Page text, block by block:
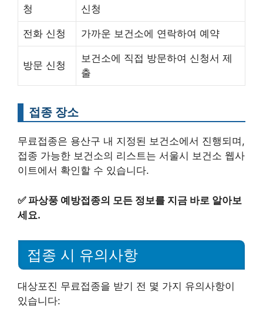
청
신청
전화 신청 가까운 보건소에 연락하여 예약
방문 신청
보건소에 직접 방문하여 신청서 제
출
접종 장소
무료접종은 용산구 내 지정된 보건소에서 진행되며,
접종 가능한 보건소의 리스트는 서울시 보건소 웹사
이트에서 확인할 수 있습니다.
✅ 파상풍 예방접종의 모든 정보를 지금 바로 알아보
세요.
접종 시 유의사항
대상포진 무료접종을 받기 전 몇 가지 유의사항이
있습니다: